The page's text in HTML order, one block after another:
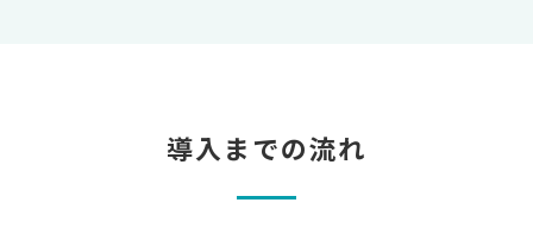
導入までの流れ